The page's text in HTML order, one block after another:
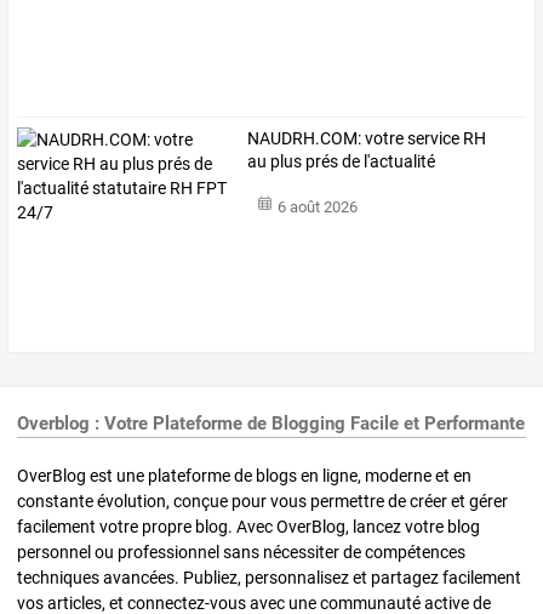
NAUDRH.COM:votreservice RH
au plus présde l'actualité
6 août 2026
Overblog : Votre Plateforme de Blogging Facile et Performante
OverBlog est une plateforme de blogs en ligne, moderne et en
constante évolution, conçue pour vous permettre de créer et gérer
facilement votre propre blog. Avec OverBlog, lancez votre blog
personnel ou professionnel sans nécessiter de compétences
techniques avancées. Publiez, personnalisez et partagez facilement
vos articles, et connectez-vous avec une communauté active de